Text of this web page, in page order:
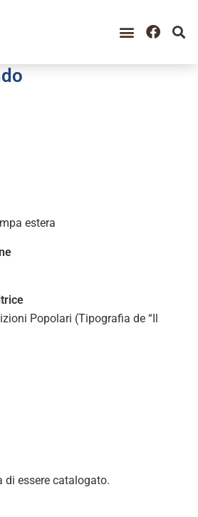
estera
Popolari (Tipografia de “Il
di essere catalogato.